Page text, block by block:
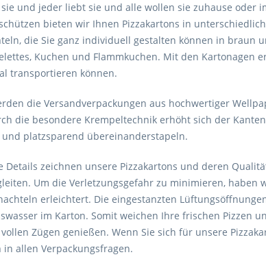
sie und jeder liebt sie und alle wollen sie zuhause oder
bieten wir Ihnen Pizzakartons in
die Sie ganz individuell gestalten können in
Kuchen und Flammkuchen. Mit den
transportieren können.
die Versandverpackungen aus hochwertiger
die besondere Krempeltechnik erhöht sich der
platzsparend übereinanderstapeln.
Details zeichnen unsere Pizzakartons und deren
Um die Verletzungsgefahr zu minimieren,
erleichtert. Die eingestanzten
im Karton. Somit weichen Ihre frischen Pizzen
Zügen genießen. Wenn Sie sich für unsere
in allen Verpackungsfragen.